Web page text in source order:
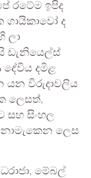
රටේම ඉපිද
ද
ලා
ඩැනියෙල්ස්
දමිළ
යන විරුදාවලිය
ලෙසත්,
සහ සිංහල
ලෙස
මේබල්